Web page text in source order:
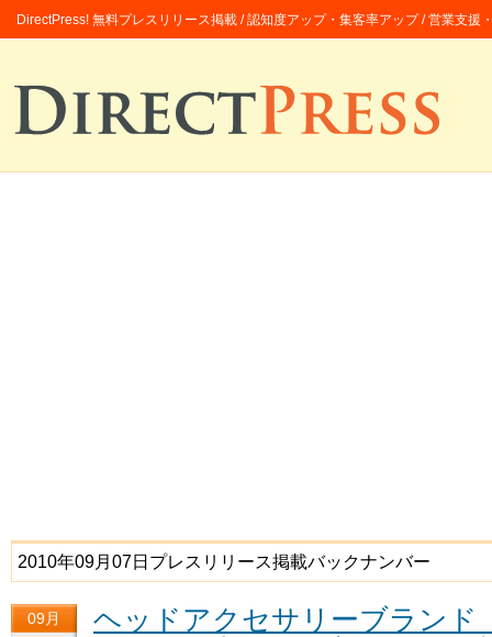
DirectPress! 無料プレスリリース掲載 / 認知度アップ・集客率アップ / 営業支援
2010年09月07日プレスリリース掲載バックナンバー
09月
ヘッドアクセサリーブランド